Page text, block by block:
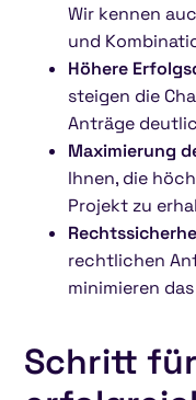
Wir kennen
und
Höhere
steigen die
Anträge
Maximierung
Ihnen, die
Projekt zu
rechtlichen
minimieren
Schritt